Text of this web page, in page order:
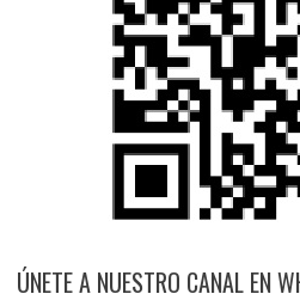
ÚNETE A NUESTRO CANAL EN